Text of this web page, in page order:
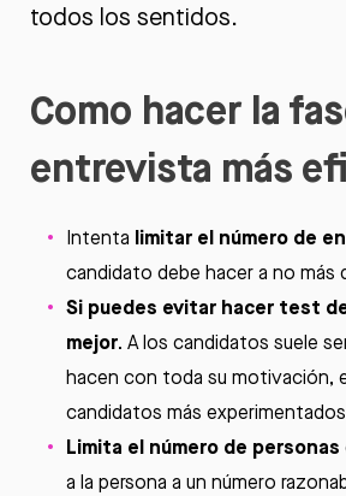
todos los sentidos.
Como hacer la
entrevista más
Intenta limitar el número de
candidato debe hacer a no más
Si puedes evitar hacer test
mejor. A los candidatos suele
hacen con toda su motivación,
candidatos más
Limita el número de personas
a la persona a un número